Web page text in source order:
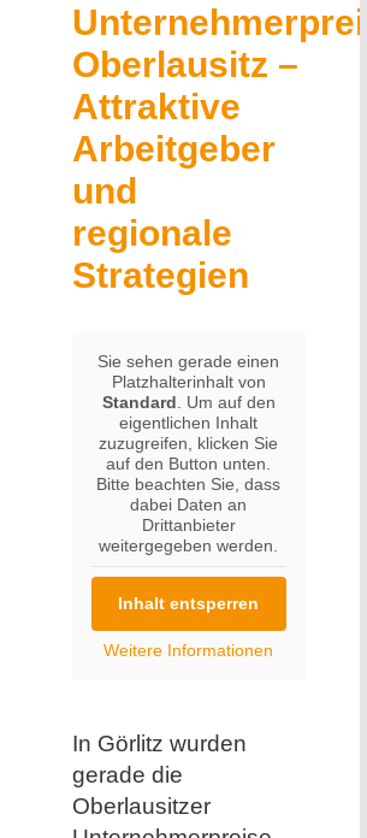
Unternehmerpreis
Oberlausitz –
Attraktive
Arbeitgeber
und
regionale
Strategien
Sie sehen gerade einen
Platzhalterinhalt von
Standard . Um auf den
eigentlichen Inhalt
zuzugreifen, klicken Sie
auf den Button unten.
Bitte beachten Sie, dass
dabei Daten an
Drittanbieter
weitergegeben werden.
Inhalt entsperren
Weitere Informationen
In Görlitz wurden
gerade die
Oberlausitzer